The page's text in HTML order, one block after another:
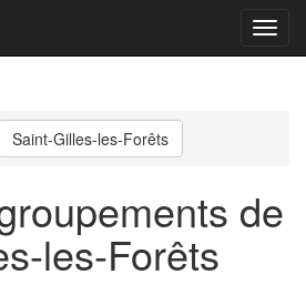
Menu
Saint-Gilles-les-Forêts
de
les-Forêts